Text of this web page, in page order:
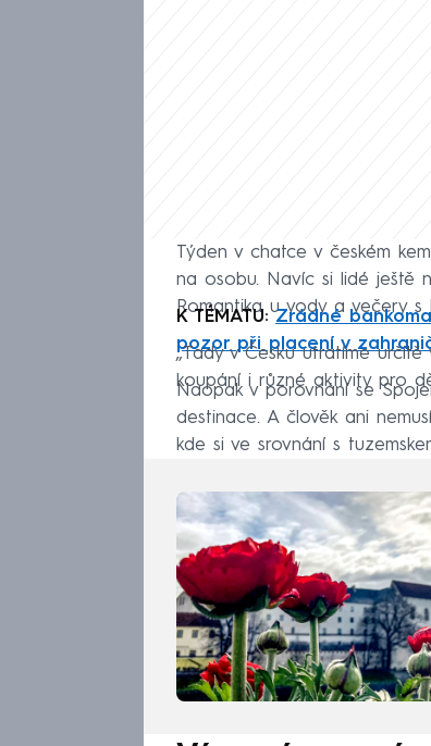
Týden v chatce v českém
na osobu. Navíc si lidé ještě
Romantika u vody a večery
K TÉMATU:Zrádné
pozor při placení v
„Tady v Česku utratíme
koupání i různé aktivity pro
Naopak v porovnání se
destinace. A člověk ani
kde si ve srovnání s